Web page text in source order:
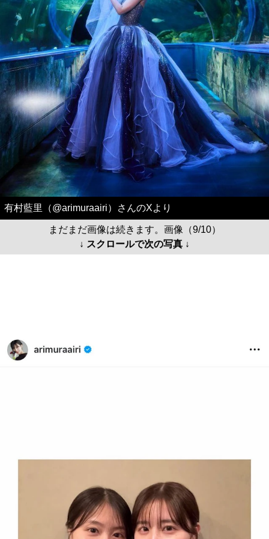
有村藍里（@arimuraairi）さんのXより
まだまだ画像は続きます。画像（9/10）
↓ スクロールで次の写真 ↓